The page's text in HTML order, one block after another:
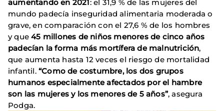
aumentando en 2021: el 31,9 % de las mujeres del
mundo padecía inseguridad alimentaria moderada o
grave, en comparación con el 27,6 % de los hombres
y que45 millones de niños menores de cinco años
padecían la forma más mortífera de malnutrición,
que aumenta hasta 12 veces el riesgo de mortalidad
infantil.“Como de costumbre, los dos grupos
humanos especialmente afectados por el hambre
son las mujeres y los menores de 5 años”, asegura
Podga.